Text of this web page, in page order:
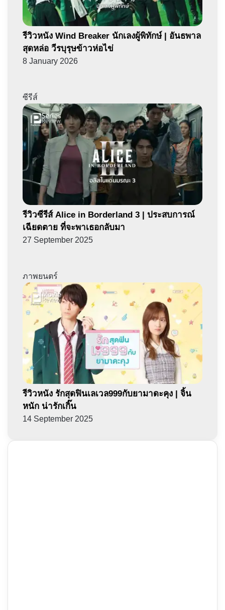
รีวิวหนัง Wind Breaker นักเลงผู้พิทักษ์ | อันธพาล
สุดหล่อ วีรบุรุษข้าวห่อไข่
8 January 2026
ซีรีส์
รีวิวซีรีส์ Alice in Borderland 3 | ประสบการณ์
เฉียดตาย ที่จะพาเธอกลับมา
27 September 2025
ภาพยนตร์
รีวิวหนัง รักสุดฟินเลเวล999กับยามาดะคุง | จิ้น
หนัก น่ารักเกิ๊น
14 September 2025